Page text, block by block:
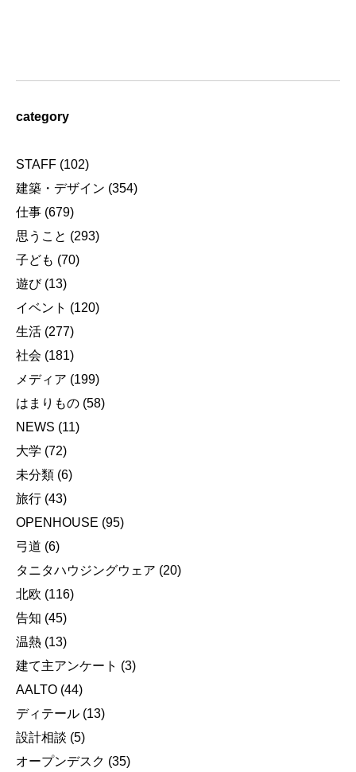
category
STAFF (102)
建築・デザイン (354)
仕事 (679)
思うこと (293)
子ども (70)
遊び(13)
イベント (120)
生活 (277)
社会 (181)
メディア (199)
はまりもの (58)
NEWS (11)
大学 (72)
未分類 (6)
旅行 (43)
OPENHOUSE (95)
弓道 (6)
タニタハウジングウェア (20)
北欧 (116)
告知 (45)
温熱 (13)
建て主アンケート (3)
AALTO (44)
ディテール (13)
設計相談 (5)
オープンデスク (35)